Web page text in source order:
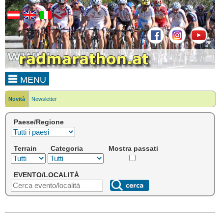
MENU
Novità Newsletter
Paese/Regione
Terrain Categoria Mostra passati
EVENTO/LOCALITÀ